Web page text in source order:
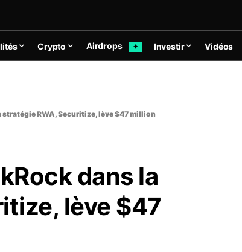
Crypto Airdrops ✦ Investir Vidéos
stratégie RWA, Securitize, lève $47 million
dans la
lève $47